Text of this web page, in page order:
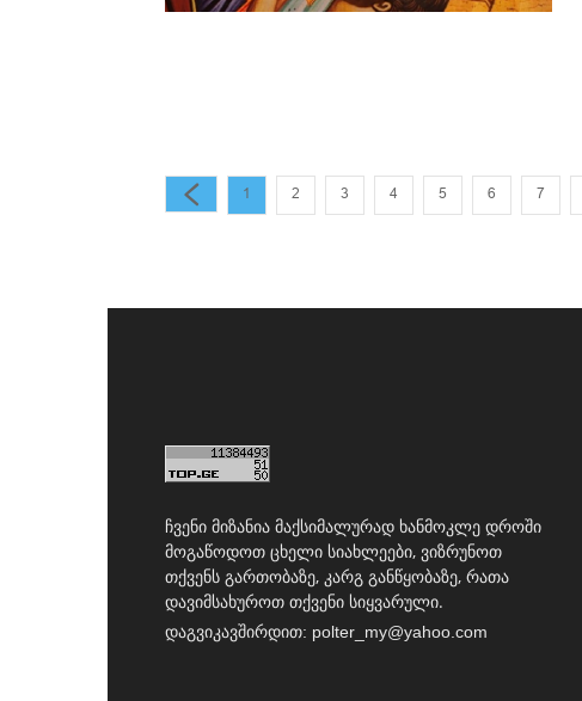
1 2 3 4 5 6 7
ჩვენი მიზანია მაქსიმალურად ხანმოკლე დროში
მოგაწოდოთ ცხელი სიახლეები, ვიზრუნოთ
თქვენს გართობაზე, კარგ განწყობაზე, რათა
დავიმსახუროთ თქვენი სიყვარული.
დაგვიკავშირდით: polter_my@yahoo.com